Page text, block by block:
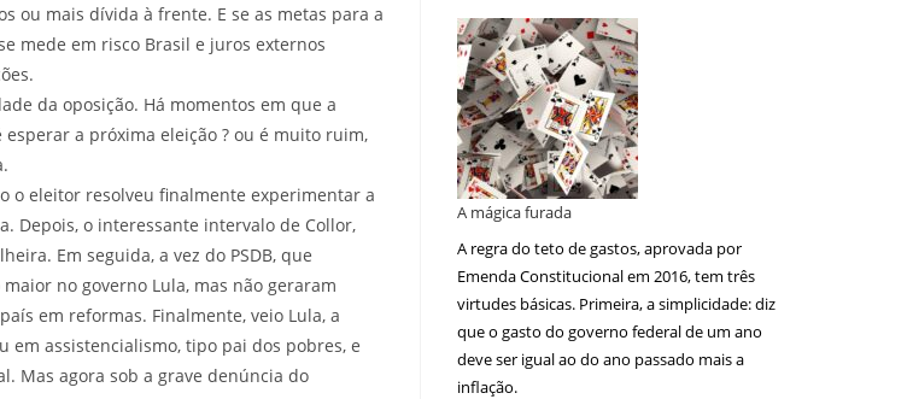
ou mais dívida à frente. E se as metas para a
mede em risco Brasil e juros externos
da oposição. Há momentos em que a
a próxima eleição ? ou é muito ruim,
o eleitor resolveu finalmente experimentar a
Depois, o interessante intervalo de Collor,
Em seguida, a vez do PSDB, que
no governo Lula, mas não geraram
em reformas. Finalmente, veio Lula, a
em assistencialismo, tipo pai dos pobres, e
Mas agora sob a grave denúncia do
A mágica furada
A regra do teto de gastos, aprovada por
Emenda Constitucional em 2016, tem três
virtudes básicas. Primeira, a simplicidade: diz
que o gasto do governo federal de um ano
deve ser igual ao do ano passado mais a
inflação.